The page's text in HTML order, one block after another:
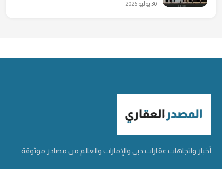
30 يوليو 2026
أخبار واتجاهات عقارات دبي والإمارات والعالم من مصادر موثوقة